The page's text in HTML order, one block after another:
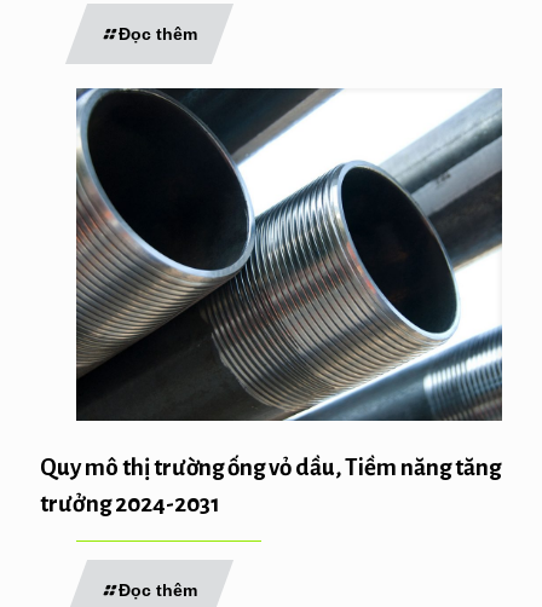
Đọc thêm
Quy mô thị trường ống vỏ dầu, Tiềm năng tăng
trưởng 2024-2031
Đọc thêm